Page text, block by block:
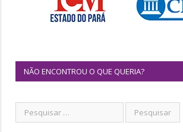
NÃO ENCONTROU O QUE QUERIA?